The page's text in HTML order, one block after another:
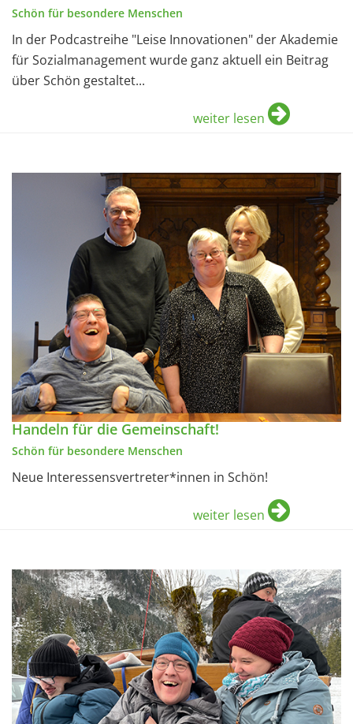
Schön für besondere Menschen
In der Podcastreihe "Leise Innovationen" der Akademie
für Sozialmanagement wurde ganz aktuell ein Beitrag
über Schön gestaltet...
weiter lesen
Handeln für die Gemeinschaft!
Schön für besondere Menschen
Neue Interessensvertreter*innen in Schön!
weiter lesen